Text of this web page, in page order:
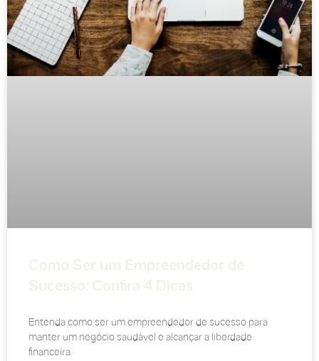
Como Ser um Empreendedor de
Sucesso: Confira 4 Dicas
Entenda como ser um empreendedor de sucesso para
manter um negócio saudável e alcançar a liberdade
financeira.